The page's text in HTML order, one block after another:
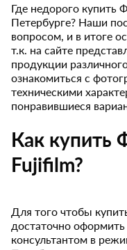
Где недорого купить
Петербурге? Наши
вопросом, и в итоге
т.к. на сайте
продукции
ознакомиться с
техническими
понравившиеся
Как купить
Fujifilm?
Для того чтобы
достаточно оформить
консультантом в